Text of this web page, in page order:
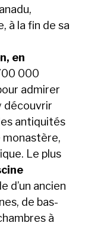
à la fin de sa
en
000
admirer
découvrir
antiquités
monastère,
Le plus
d’un ancien
de bas-
à